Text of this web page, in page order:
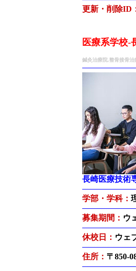
更新・削除ID
医療系学校-
鍼灸治療院,整骨接骨
長崎医療技術
学部・学科：
募集期間： ウ
休校日： ウェ
住所： 〒850-